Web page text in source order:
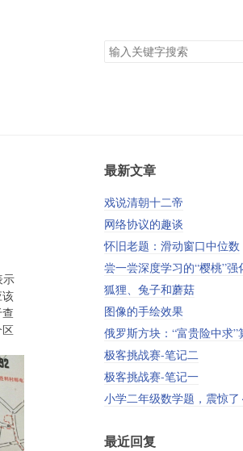
搜
示
最新文章
戏说清朝十二帝
网络协议的趣谈
怀旧老题：滑动窗口中位数
尝一尝深度学习的“樱桃”强
狐狸、兔子和蘑菇
图像的手绘效果
俄罗斯方块：“富贵险中求”
极客挑战赛-笔记二
极客挑战赛-笔记一
小学二年级数学题，震惊了
最近回复